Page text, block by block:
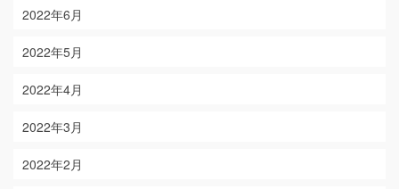
2022年6月
2022年5月
2022年4月
2022年3月
2022年2月